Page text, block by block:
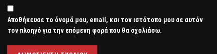
Αποθήκευσε το όνομά μου, email, και τον ιστότοπο μου σε αυτόν
τον πλοηγό για την επόμενη φορά που θα σχολιάσω.